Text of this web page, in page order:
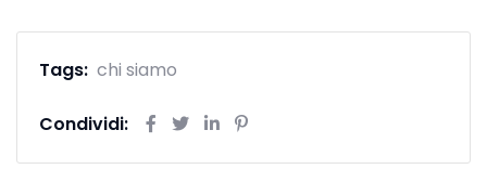
Tags: chi siamo
Condividi: